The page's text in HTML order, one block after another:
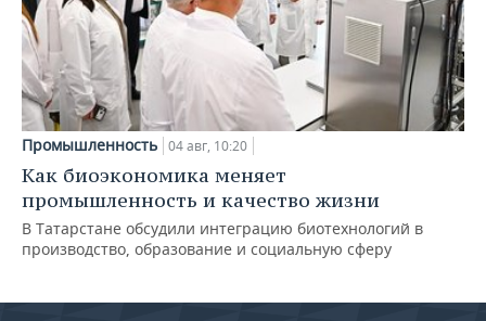
Промышленность 04 авг, 10:20
Как биоэкономика меняет
промышленность и качество жизни
В Татарстане обсудили интеграцию биотехнологий в
производство, образование и социальную сферу